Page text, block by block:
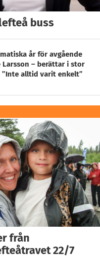
buss
år för avgående
Larsson – berättar i stor
alltid varit enkelt”
från
22/7